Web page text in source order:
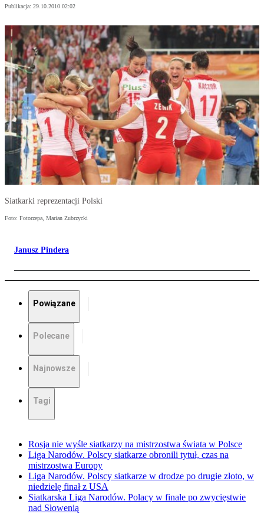
Publikacja: 29.10.2010 02:02
Siatkarki reprezentacji Polski
Foto: Fotorzepa, Marian Zubrzycki
Janusz Pindera
Powiązane
Polecane
Najnowsze
Tagi
Rosja nie wyśle siatkarzy na mistrzostwa świata w Polsce
Liga Narodów. Polscy siatkarze obronili tytuł, czas na
mistrzostwa Europy
Liga Narodów. Polscy siatkarze w drodze po drugie złoto, w
niedzielę finał z USA
Siatkarska Liga Narodów. Polacy w finale po zwycięstwie
nad Słowenią